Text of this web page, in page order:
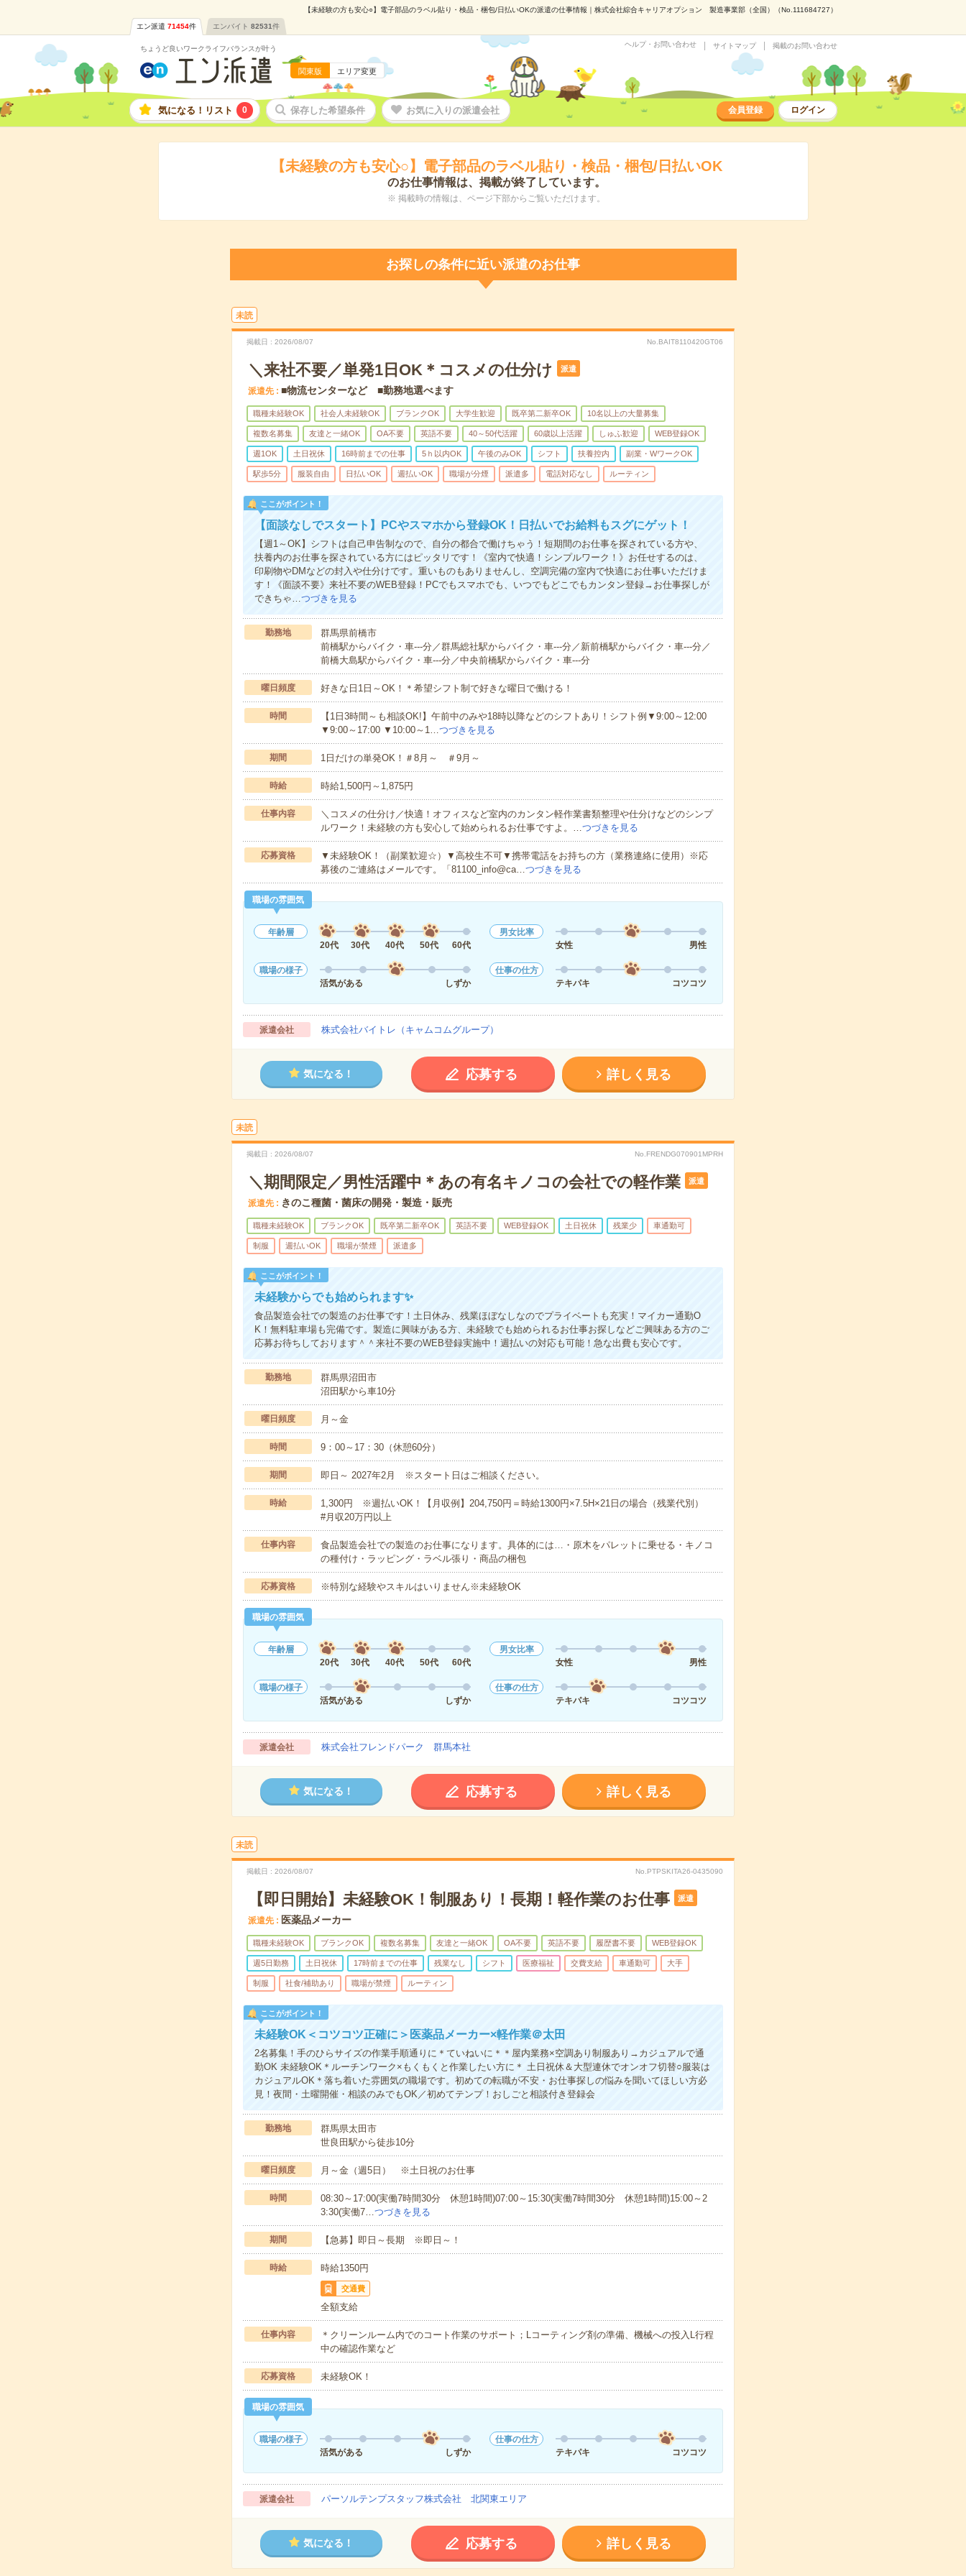
【未経験の方も安心○】電子部品のラベル貼り・検品・梱包/日払いOKの派遣の仕事情報｜株式会社綜合キャリアオプション 製造事業部（全国）（No.111684727）
エン派遣 71454件 エンバイト 82531件
ちょうど良いワークライフバランスが叶う
関東版 エリア変更
ヘルプ・お問い合わせ サイトマップ 掲載のお問い合わせ
気になる！リスト 0 保存した希望条件 お気に入りの派遣会社 会員登録 ログイン
【未経験の方も安心○】電子部品のラベル貼り・検品・梱包/日払いOK
のお仕事情報は、掲載が終了しています。
※ 掲載時の情報は、ページ下部からご覧いただけます。
お探しの条件に近い派遣のお仕事
未読
掲載日 2026/08/07 No.BAIT8110420GT06
＼来社不要／単発1日OK＊コスメの仕分け 派遣
派遣先 ■物流センターなど ■勤務地選べます
職種未経験OK 社会人未経験OK ブランクOK 大学生歓迎 既卒第二新卒OK 10名以上の大量募集
複数名募集 友達と一緒OK OA不要 英語不要 40～50代活躍 60歳以上活躍 しゅふ歓迎 WEB登録OK
週1OK 土日祝休 16時前までの仕事 5ｈ以内OK 午後のみOK シフト 扶養控内 副業・WワークOK
駅歩5分 服装自由 日払いOK 週払いOK 職場が分煙 派遣多 電話対応なし ルーティン
ここがポイント！
【面談なしでスタート】PCやスマホから登録OK！日払いでお給料もスグにゲット！
【週1～OK】シフトは自己申告制なので、自分の都合で働けちゃう！短期間のお仕事を探されている方や、
扶養内のお仕事を探されている方にはピッタリです！《室内で快適！シンプルワーク！》お任せするのは、
印刷物やDMなどの封入や仕分けです。重いものもありませんし、空調完備の室内で快適にお仕事いただけま
す！《面談不要》来社不要のWEB登録！PCでもスマホでも、いつでもどこでもカンタン登録→お仕事探しが
できちゃ…つづきを見る
勤務地
群馬県前橋市
前橋駅からバイク・車---分／群馬総社駅からバイク・車---分／新前橋駅からバイク・車---分／
前橋大島駅からバイク・車---分／中央前橋駅からバイク・車---分
曜日頻度 好きな日1日～OK！＊希望シフト制で好きな曜日で働ける！
時間
【1日3時間～も相談OK!】午前中のみや18時以降などのシフトあり！シフト例▼9:00～12:00
▼9:00～17:00 ▼10:00～1…つづきを見る
期間 1日だけの単発OK！＃8月～ ＃9月～
時給 時給1,500円～1,875円
仕事内容
＼コスメの仕分け／快適！オフィスなど室内のカンタン軽作業書類整理や仕分けなどのシンプ
ルワーク！未経験の方も安心して始められるお仕事ですよ。…つづきを見る
応募資格
▼未経験OK！（副業歓迎☆）▼高校生不可▼携帯電話をお持ちの方（業務連絡に使用）※応
募後のご連絡はメールです。「81100_info@ca…つづきを見る
職場の雰囲気
年齢層
20代
30代 40代 50代 60代
男女比率
女性
男性
職場の様子
活気がある
しずか
仕事の仕方
テキパキ
コツコツ
派遣会社 株式会社バイトレ（キャムコムグループ）
気になる！ 応募する 詳しく見る
未読
掲載日 2026/08/07 No.FRENDG070901MPRH
＼期間限定／男性活躍中＊あの有名キノコの会社での軽作業 派遣
派遣先 きのこ種菌・菌床の開発・製造・販売
職種未経験OK ブランクOK 既卒第二新卒OK 英語不要 WEB登録OK 土日祝休 残業少 車通勤可
制服 週払いOK 職場が禁煙 派遣多
ここがポイント！
未経験からでも始められます✨
食品製造会社での製造のお仕事です！土日休み、残業ほぼなしなのでプライベートも充実！マイカー通勤O
K！無料駐車場も完備です。製造に興味がある方、未経験でも始められるお仕事お探しなどご興味ある方のご
応募お待ちしております＾＾来社不要のWEB登録実施中！週払いの対応も可能！急な出費も安心です。
勤務地
群馬県沼田市
沼田駅から車10分
曜日頻度 月～金
時間 9：00～17：30（休憩60分）
期間 即日～ 2027年2月 ※スタート日はご相談ください。
時給
1,300円 ※週払いOK！【月収例】204,750円＝時給1300円×7.5H×21日の場合（残業代別）
#月収20万円以上
仕事内容
食品製造会社での製造のお仕事になります。具体的には…・原木をパレットに乗せる・キノコ
の種付け・ラッピング・ラベル張り・商品の梱包
応募資格 ※特別な経験やスキルはいりません※未経験OK
職場の雰囲気
年齢層
20代
30代 40代 50代 60代
男女比率
女性
男性
職場の様子
活気がある
しずか
仕事の仕方
テキパキ
コツコツ
派遣会社 株式会社フレンドパーク 群馬本社
気になる！ 応募する 詳しく見る
未読
掲載日 2026/08/07 No.PTPSKITA26-0435090
【即日開始】未経験OK！制服あり！長期！軽作業のお仕事 派遣
派遣先 医薬品メーカー
職種未経験OK ブランクOK 複数名募集 友達と一緒OK OA不要 英語不要 履歴書不要 WEB登録OK
週5日勤務 土日祝休 17時前までの仕事 残業なし シフト 医療福祉 交費支給 車通勤可 大手
制服 社食/補助あり 職場が禁煙 ルーティン
ここがポイント！
未経験OK＜コツコツ正確に＞医薬品メーカー×軽作業＠太田
2名募集！手のひらサイズの作業手順通りに＊ていねいに＊＊屋内業務×空調あり制服あり→カジュアルで通
勤OK 未経験OK＊ルーチンワーク×もくもくと作業したい方に＊ 土日祝休＆大型連休でオンオフ切替○服装は
カジュアルOK＊落ち着いた雰囲気の職場です。初めての転職が不安・お仕事探しの悩みを聞いてほしい方必
見！夜間・土曜開催・相談のみでもOK／初めてテンプ！おしごと相談付き登録会
勤務地
群馬県太田市
世良田駅から徒歩10分
曜日頻度 月～金（週5日） ※土日祝のお仕事
時間
08:30～17:00(実働7時間30分 休憩1時間)07:00～15:30(実働7時間30分 休憩1時間)15:00～2
3:30(実働7…つづきを見る
期間 【急募】即日～長期 ※即日～！
時給 時給1350円
交通費
全額支給
仕事内容
＊クリーンルーム内でのコート作業のサポート；Lコーティング剤の準備、機械への投入L行程
中の確認作業など
応募資格 未経験OK！
職場の雰囲気
職場の様子
活気がある
しずか
仕事の仕方
テキパキ
コツコツ
派遣会社 パーソルテンプスタッフ株式会社 北関東エリア
気になる！ 応募する 詳しく見る